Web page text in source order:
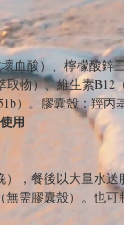
血酸）、檸檬酸鋅
取物）、維生素
）。膠囊殼：羥丙
用
），餐後以大量水
需膠囊殼）。也可